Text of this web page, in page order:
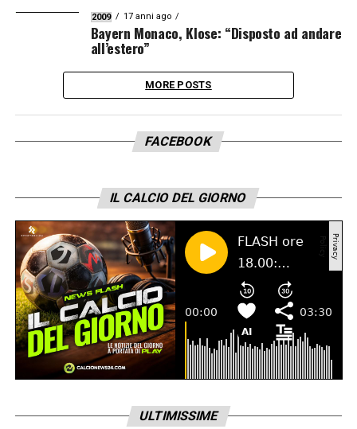
2009 17 anni ago
Bayern Monaco, Klose: “Disposto ad andare
all’estero”
MORE POSTS
FACEBOOK
IL CALCIO DEL GIORNO
ULTIMISSIME